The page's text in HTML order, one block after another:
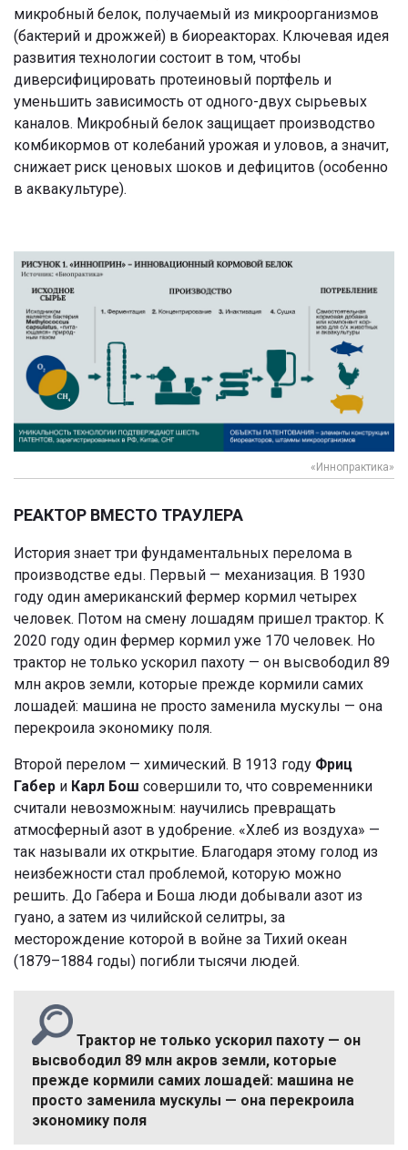
микробный белок, получаемый из микроорганизмов
(бактерий и дрожжей) в биореакторах. Ключевая идея
развития технологии состоит в том, чтобы
диверсифицировать протеиновый портфель и
уменьшить зависимость от одного-двух сырьевых
каналов. Микробный белок защищает производство
комбикормов от колебаний урожая и уловов, а значит,
снижает риск ценовых шоков и дефицитов (особенно
в аквакультуре).
«Иннопрактика»
РЕАКТОР ВМЕСТО ТРАУЛЕРА
История знает три фундаментальных перелома в
производстве еды. Первый — механизация. В 1930
году один американский фермер кормил четырех
человек. Потом на смену лошадям пришел трактор. К
2020 году один фермер кормил уже 170 человек. Но
трактор не только ускорил пахоту — он высвободил 89
млн акров земли, которые прежде кормили самих
лошадей: машина не просто заменила мускулы — она
перекроила экономику поля.
Второй перелом — химический. В 1913 году Фриц
Габер и Карл Бош совершили то, что современники
считали невозможным: научились превращать
атмосферный азот в удобрение. «Хлеб из воздуха» —
так называли их открытие. Благодаря этому голод из
неизбежности стал проблемой, которую можно
решить. До Габера и Боша люди добывали азот из
гуано, а затем из чилийской селитры, за
месторождение которой в войне за Тихий океан
(1879–1884 годы) погибли тысячи людей.
Трактор не только ускорил пахоту — он
высвободил 89 млн акров земли, которые
прежде кормили самих лошадей: машина не
просто заменила мускулы — она перекроила
экономику поля